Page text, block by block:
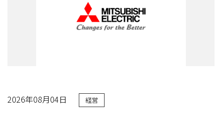
2026年08月04日 経営